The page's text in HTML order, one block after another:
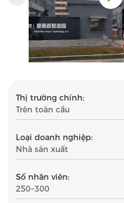
Thị trường chính:
Trên toàn cầu
Loại doanh nghiệp:
Nhà sản xuất
Số nhân viên:
250~300